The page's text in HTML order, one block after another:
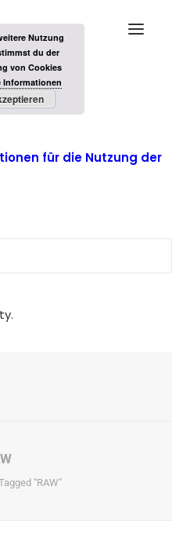
für die Nutzung der
"RAW"
Nutzung
du der
von Cookies
Informationen